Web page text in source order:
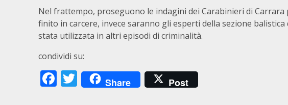
Nel frattempo, proseguono le indagini dei Carabinieri di Carrara
finito in carcere, invece saranno gli esperti della sezione balistica
stata utilizzata in altri episodi di criminalità.
condividi su:
Facebook
Twitter
Share Post